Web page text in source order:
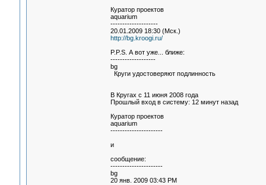
Куратор проектов
aquarium
--------------------
20.01.2009 18:30 (Мск.)
http://bg.kroogi.ru/
P.P.S. А вот уже... ближе:
-------------------
bg
Круги удостоверяют подлинность
В Кругах с 11 июня 2008 года
Прошлый вход в систему: 12 минут назад
Куратор проектов
aquarium
----------------------
и
сообщение:
----------------------
bg
20 янв. 2009 03:43 PM